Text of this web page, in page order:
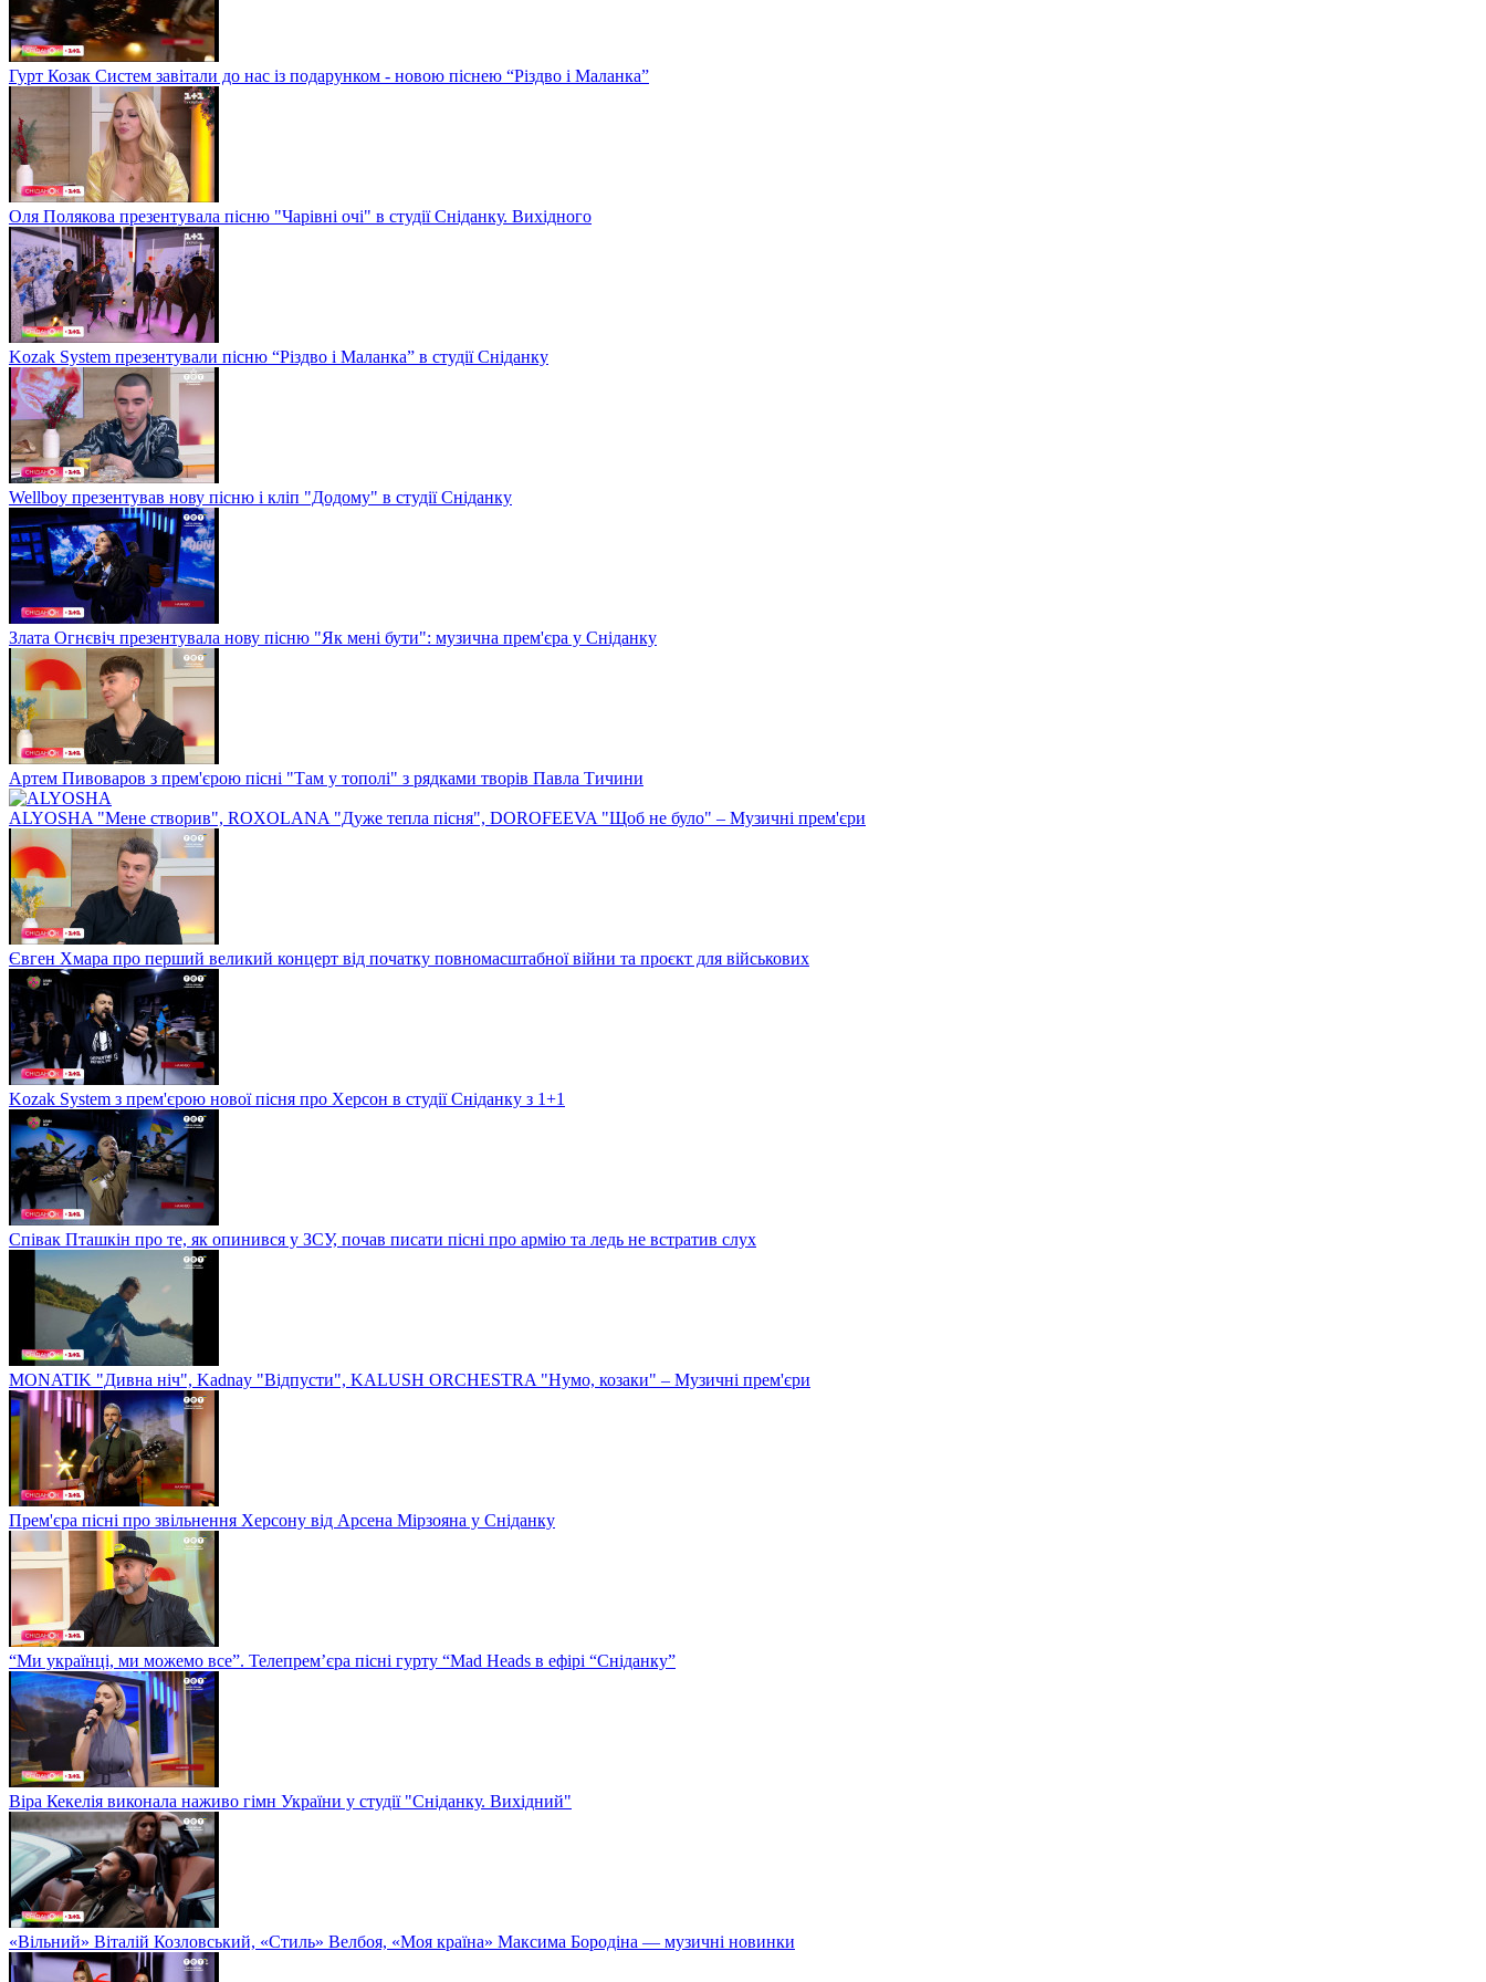
Гурт Козак Систем завітали до нас із подарунком - новою піснею “Різдво і Маланка”
Оля Полякова презентувала пісню "Чарівні очі" в студії Сніданку. Вихідного
Kozak System презентували пісню “Різдво і Маланка” в студії Сніданку
Wellboy презентував нову пісню і кліп "Додому" в студії Сніданку
Злата Огнєвіч презентувала нову пісню "Як мені бути": музична прем'єра у Сніданку
Артем Пивоваров з прем'єрою пісні "Там у тополі" з рядками творів Павла Тичини
ALYOSHA "Мене створив", ROXOLANA "Дуже тепла пісня", DOROFEEVA "Щоб не було" – Музичні прем'єри
Євген Хмара про перший великий концерт від початку повномасштабної війни та проєкт для військових
Kozak System з прем'єрою нової пісня про Херсон в студії Сніданку з 1+1
Співак Пташкін про те, як опинився у ЗСУ, почав писати пісні про армію та ледь не встратив слух
MONATIK "Дивна ніч", Kadnay "Відпусти", KALUSH ORCHESTRA "Нумо, козаки" – Музичні прем'єри
Прем'єра пісні про звільнення Херсону від Арсена Мірзояна у Сніданку
“Ми українці, ми можемо все”. Телепрем’єра пісні гурту “Mad Heads в ефірі “Сніданку”
Віра Кекелія виконала наживо гімн України у студії "Сніданку. Вихідний"
«Вільний» Віталій Козловський, «Стиль» Велбоя, «Моя країна» Максима Бородіна — музичні новинки